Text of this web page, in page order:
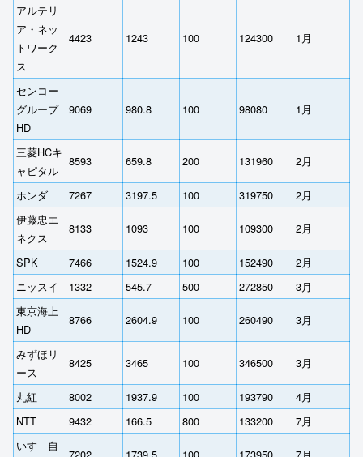
アルテリ
ア・ネッ
トワーク
ス
4423 1243 100 124300 1月
センコー
グループ
HD
9069 980.8 100 98080 1月
三菱HCキ
ャピタル
8593 659.8 200 131960 2月
ホンダ 7267 3197.5 100 319750
2月
伊藤忠エ
ネクス
8133 1093 100 109300 2月
SPK 7466 1524.9 100 152490
2月
ニッスイ
1332 545.7 500 272850
3月
東京海上
HD
8766 2604.9 100 260490 3月
みずほリ
ース
8425 3465 100 346500 3月
丸紅 8002 1937.9 100 193790
4月
NTT
9432 166.5 800 133200
7月
いすゞ自